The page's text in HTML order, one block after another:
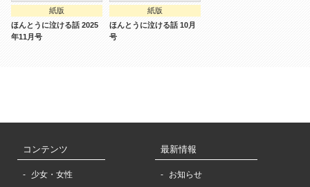
紙版
ほんとうに泣ける話 2025
年11月号
紙版
ほんとうに泣ける話 10月
号
コンテンツ
少女・女性
最新情報
お知らせ